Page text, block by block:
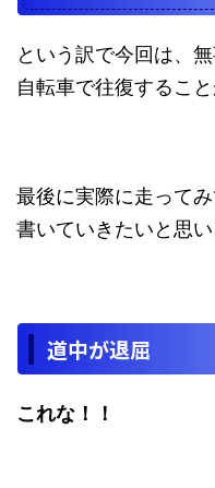
という訳で今回は、
自転車で往復すること
最後に実際に走って
書いていきたいと思い
道中が退屈
これな！！